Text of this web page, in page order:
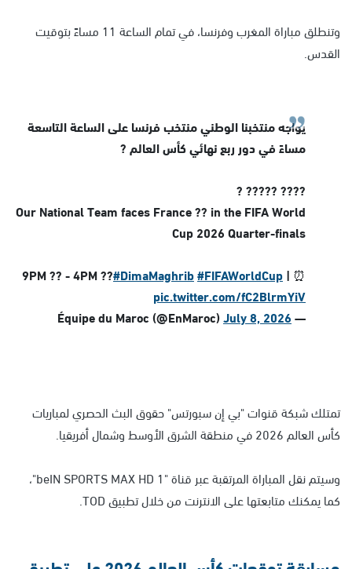
وتنطلق مباراة المغرب وفرنسا، في تمام الساعة 11 مساءً بتوقيت
القدس.
يواجه منتخبنا الوطني منتخب فرنسا على الساعة التاسعة
مساءً في دور ربع نهائي كأس العالم ?
???? ????? ?
Our National Team faces France ?? in the FIFA World
Cup 2026 Quarter-finals
⏰ | 9PM ?? - 4PM ??
#DimaMaghrib#FIFAWorldCup
pic.twitter.com/fC2BlrmYiV
— Équipe du Maroc (@EnMaroc)
July 8, 2026
تمتلك شبكة قنوات "بي إن سبورتس" حقوق البث الحصري لمباريات
كأس العالم 2026 في منطقة الشرق الأوسط وشمال أفريقيا.
وسيتم نقل المباراة المرتقبة عبر قناة "beIN SPORTS MAX HD 1"،
كما يمكنك متابعتها على الانترنت من خلال تطبيق TOD.